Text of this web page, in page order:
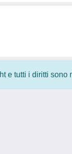
e tutti i diritti